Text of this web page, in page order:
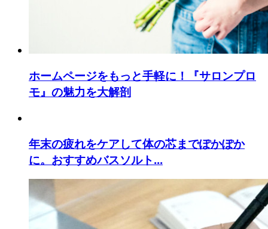
ホームページをもっと手軽に！『サロンプロ
モ』の魅力を大解剖
年末の疲れをケアして体の芯までぽかぽか
に。おすすめバスソルト...